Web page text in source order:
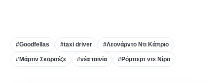
#Goodfellas #taxi driver #Λεονάρντο Ντι Κάπριο
#Μάρτιν Σκορσέζε #νέα ταινία #Ρόμπερτ ντε Νίρο